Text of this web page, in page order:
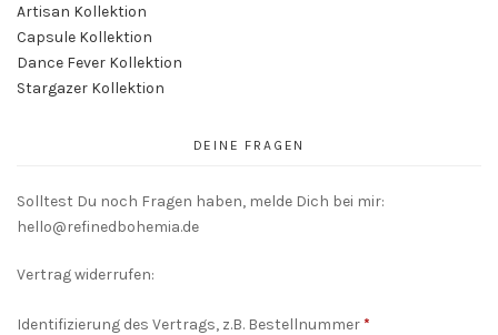
Artisan Kollektion
Capsule Kollektion
Dance Fever Kollektion
Stargazer Kollektion
DEINE FRAGEN
Solltest Du noch Fragen haben, melde Dich bei mir:
hello@refinedbohemia.de
Vertrag widerrufen:
Identifizierung des Vertrags, z.B. Bestellnummer*